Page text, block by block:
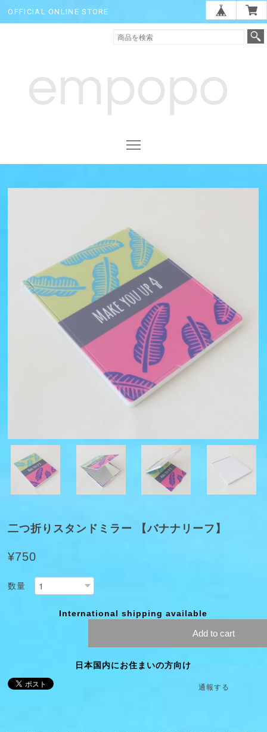
OFFICIAL ONLINE STORE
二つ折りスタンドミラー 【バナナリーフ】
¥750
数量
International shipping available
Add to cart
日本国内にお住まいの方向け
通報する